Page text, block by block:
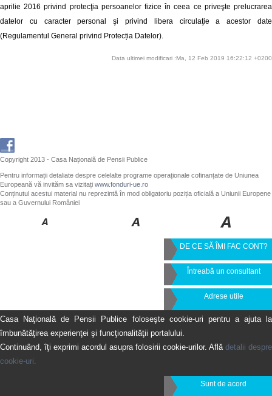
aprilie 2016 privind protecţia persoanelor fizice în ceea ce priveşte prelucrarea
datelor cu caracter personal şi privind libera circulaţie a acestor date
(Regulamentul General privind Protecția Datelor).
Data ultimei modificari :Ma, 12 Feb 2019 16:22:12 +0200
Copyright 2013 - Casa Națională de Pensii Publice
Pentru informații detaliate despre celelalte programe operaționale cofinanțate de Uniunea
Europeană vă invităm sa vizitați www.fonduri-ue.ro
Conținutul acestui material nu reprezintă în mod obligatoriu poziția oficială a Uniunii Europene
sau a Guvernului României
DE CE SĂ ÎMI FAC CONT?
Întreabă un consultant
Adrese utile
Casa Naţională de Pensii Publice foloseşte cookie-uri pentru a ajuta la
îmbunătăţirea experienţei şi funcţionalităţii portalului.
Continuând, îţi exprimi acordul asupra folosirii cookie-urilor. Află detalii despre
cookie-uri.
Sunt de acord